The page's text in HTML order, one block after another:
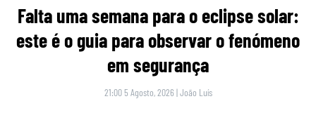
Falta uma semana para o eclipse solar:
este é o guia para observar o fenómeno
em segurança
21:00 5 Agosto, 2026 |João Luís